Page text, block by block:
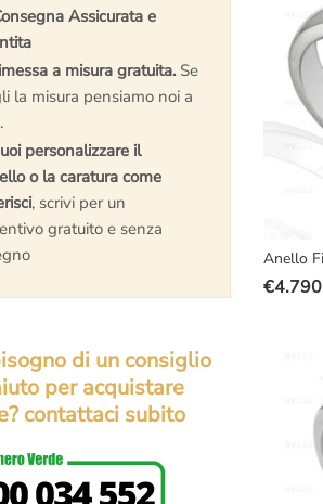
Anello
Il
€
Il
Assicurata e
a misura gratuita. Se
la misura pensiamo noi a
personalizzare il
o la caratura come
, scrivi per un
gratuito e senza
di un consiglio
per acquistare
contattaci subito